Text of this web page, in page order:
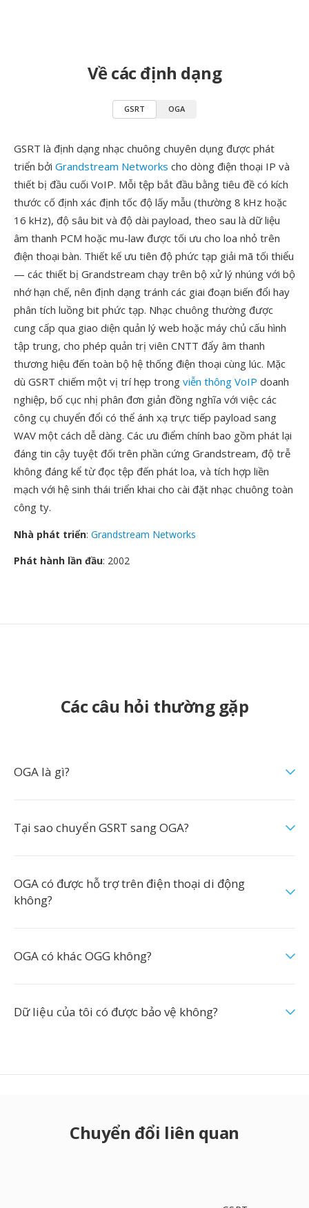
Về các định dạng
GSRT OGA
GSRT là định dạng nhạc chuông chuyên dụng được phát
triển bởi Grandstream Networks cho dòng điện thoại IP và
thiết bị đầu cuối VoIP. Mỗi tệp bắt đầu bằng tiêu đề có kích
thước cố định xác định tốc độ lấy mẫu (thường 8 kHz hoặc
16 kHz), độ sâu bit và độ dài payload, theo sau là dữ liệu
âm thanh PCM hoặc mu-law được tối ưu cho loa nhỏ trên
điện thoại bàn. Thiết kế ưu tiên độ phức tạp giải mã tối thiểu
— các thiết bị Grandstream chạy trên bộ xử lý nhúng với bộ
nhớ hạn chế, nên định dạng tránh các giai đoạn biến đổi hay
phân tích luồng bit phức tạp. Nhạc chuông thường được
cung cấp qua giao diện quản lý web hoặc máy chủ cấu hình
tập trung, cho phép quản trị viên CNTT đẩy âm thanh
thương hiệu đến toàn bộ hệ thống điện thoại cùng lúc. Mặc
dù GSRT chiếm một vị trí hẹp trong viễn thông VoIP doanh
nghiệp, bố cục nhị phân đơn giản đồng nghĩa với việc các
công cụ chuyển đổi có thể ánh xạ trực tiếp payload sang
WAV một cách dễ dàng. Các ưu điểm chính bao gồm phát lại
đáng tin cậy tuyệt đối trên phần cứng Grandstream, độ trễ
không đáng kể từ đọc tệp đến phát loa, và tích hợp liền
mạch với hệ sinh thái triển khai cho cài đặt nhạc chuông toàn
công ty.
Nhà phát triển: Grandstream Networks
Phát hành lần đầu: 2002
Các câu hỏi thường gặp
OGA là gì?
Tại sao chuyển GSRT sang OGA?
OGA có được hỗ trợ trên điện thoại di động
không?
OGA có khác OGG không?
Dữ liệu của tôi có được bảo vệ không?
Chuyển đổi liên quan